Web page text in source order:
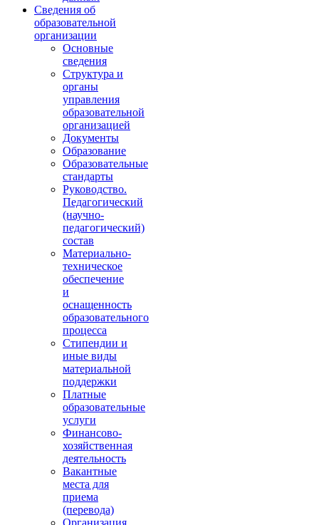
Сведения об
образовательной
организации
Основные
сведения
Структура и
органы
управления
образовательной
организацией
Документы
Образование
Образовательные
стандарты
Руководство.
Педагогический
(научно-
педагогический)
состав
Материально-
техническое
обеспечение
и
оснащенность
образовательного
процесса
Стипендии и
иные виды
материальной
поддержки
Платные
образовательные
услуги
Финансово-
хозяйственная
деятельность
Вакантные
места для
приема
(перевода)
Организация